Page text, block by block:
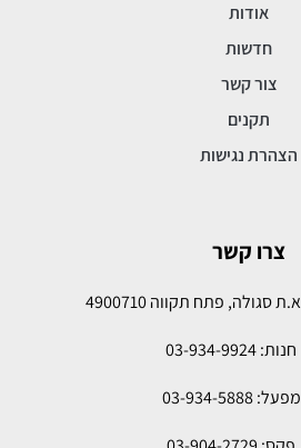
אודות
חדשות
צור קשר
תקנים
הצהרת נגישות
צרו קשר
חנות: 03-934-9924
מפעל: 03-934-5888